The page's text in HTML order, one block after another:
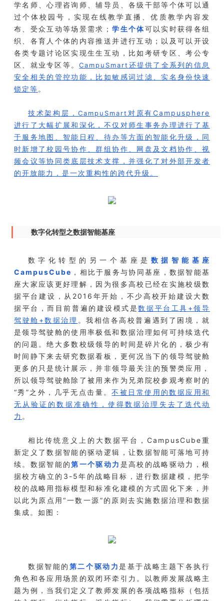
学名师、心理咨询师、辅导员、各级干部等个体可以通
过个体校园号，实现在线教学直播、优质教学内容发
布、受众互动等场景需求； 学生个体可以实时获得各组
织、各育人个体的内容推送并进行互动；以及可以开设
各类专题讨论区实现生生互动，比如考研专区、考公专
区、就业专区等。CampuSmart 还提供了全系列的信息
安全相关的管控功能，比如敏感词过滤、实名身份快速
锁定等 。
技术架构层，CampuSmart 对原有Campusphere
进行了大幅扩展和深化，不仅对师生事务办理进行了基
于服务地图、智能日程、待办等方面的智能化升级，同
时新增了校园号协作、群组协作、网盘及文档协作、视
频会议等协同类底层技术支撑，并强化了对外部开发者
的开放能力，是一次重构性的跨代升级。
数字化转型之数据智能基座
数字化转型的另一个基座是 数据智能基座
CampusCube ，相比于服务与协同基座，数据智能基
座大家应该更好理解，因为很多高校已经在实施校级数
据平台建设，从2016年开始，不少高校开始建设大数
据平台，而目前普遍的建设模式是数据平台工具+领导
驾驶舱+数据治理 。我相信各高校普遍遇到了困境，就
是领导驾驶舱的使用率极低和数据治理如何可持续迭代
的问题。绝大多数校级领导的时间是碎片化的，极少有
时间静下来去研究数据看板，更何况当下的领导驾驶舱
更多的只是统计展示，并非领导最关注的预警类应用，
所以领导驾驶舱除了被用来作为兄弟院校参观考察时的
“秀”之外，几乎无点击量。不被日常使用的数据应用和
无从验证的数据准确性，使得数据治理失去了迭代动
力 。
相比传统意义上的大数据平台，CampusCube重
新定义了数据智能的驱动逻辑，让数据智能可落地可持
续。 数据智能的第一个驱动力 是高校的战略驱动力，根
据校方确立的3-5年的战略目标，进行数据建模，把学
校的战略用指标模型和标准化建模的方式固化下来，并
以此为原点用“一数一源”的原则去实施数据治理和数据
集成 。如图：
数据智能的 第二个驱动力是基于战略主题下各执行
角色和各应用场景的双闭环牵引力 。以教师发展战略主
题为例，当我们定义了教师发展的各项战略指标（包括